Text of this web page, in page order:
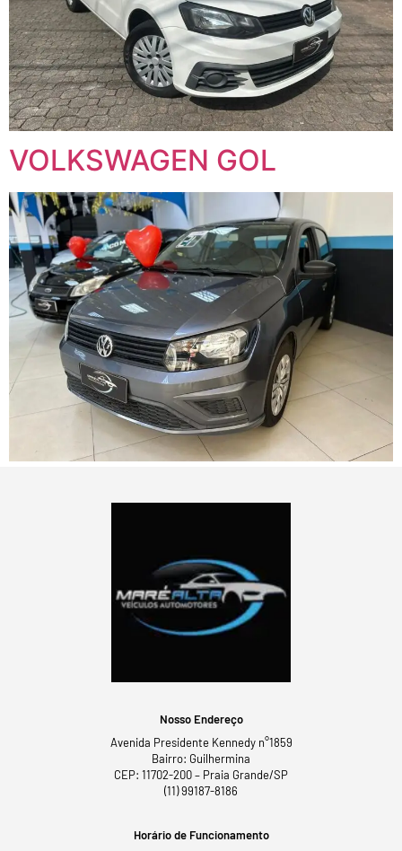
VOLKSWAGEN GOL
Nosso Endereço
Avenida Presidente Kennedy n°1859
Bairro: Guilhermina
CEP: 11702-200 – Praia Grande/SP
(11) 99187-8186
Horário de Funcionamento